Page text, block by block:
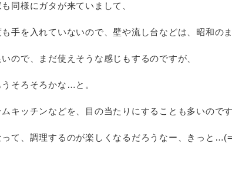
同様にガタが来ていまして、
手を入れていないので、壁や流し台などは、昭和の
ので、まだ使えそうな感じもするのですが、
そろそろかな…と。
キッチンなどを、目の当たりにすることも多いので
て、調理するのが楽しくなるだろうなー、きっと